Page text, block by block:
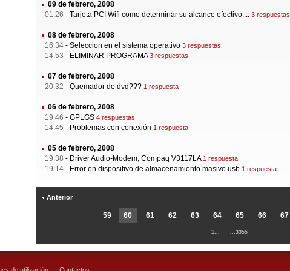
09 de febrero, 2008
01:26 - Tarjeta PCI Wifi como determinar su alcance efectivo.... 3 respuestas
08 de febrero, 2008
16:34 - Seleccion en el sistema operativo 3 respuestas
14:53 - ELIMINAR PROGRAMA 3 respuestas
07 de febrero, 2008
20:32 - Quemador de dvd??? 1 respuesta
06 de febrero, 2008
19:46 - GPLGS 4 respuestas
14:45 - Problemas con conexión 1 respuesta
05 de febrero, 2008
19:38 - Driver Audio-Modem, Compaq V3117LA 1 respuesta
19:14 - Error en dispositivo de almacenamiento masivo usb 1 respuesta
Anterior
59 60 61 62 63 64 65 66 67
1... ...3355